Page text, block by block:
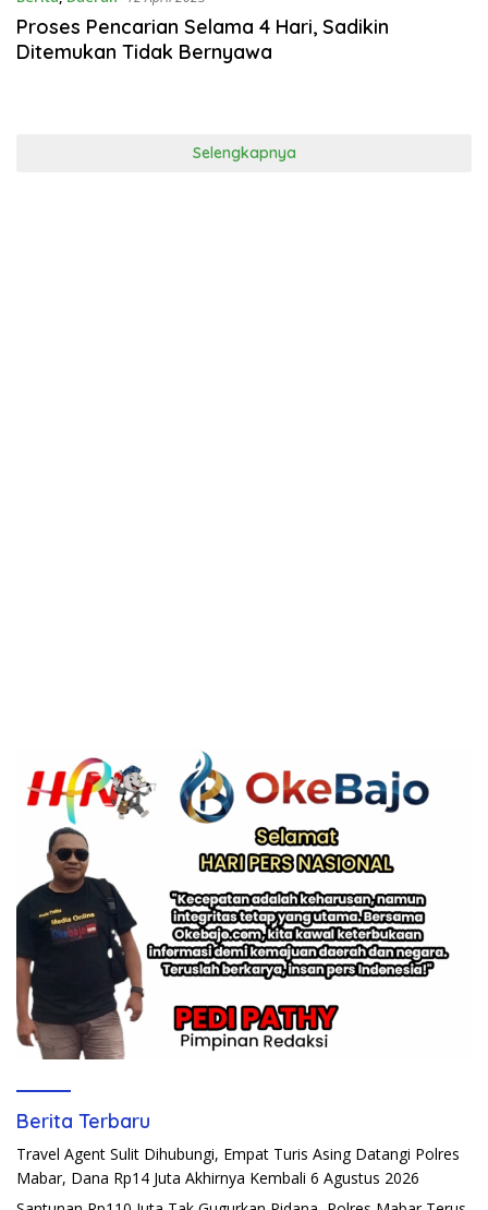
Proses Pencarian Selama 4 Hari, Sadikin
Ditemukan Tidak Bernyawa
Selengkapnya
Berita Terbaru
Travel Agent Sulit Dihubungi, Empat Turis Asing Datangi Polres
Mabar, Dana Rp14 Juta Akhirnya Kembali 6 Agustus 2026